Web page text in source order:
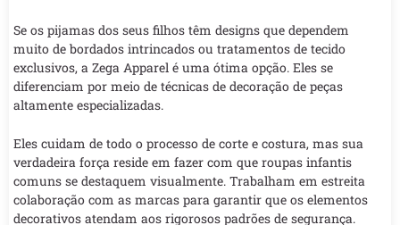
Se os pijamas dos seus filhos têm designs que dependem
muito de bordados intrincados ou tratamentos de tecido
exclusivos, a Zega Apparel é uma ótima opção. Eles se
diferenciam por meio de técnicas de decoração de peças
altamente especializadas.
Eles cuidam de todo o processo de corte e costura, mas sua
verdadeira força reside em fazer com que roupas infantis
comuns se destaquem visualmente. Trabalham em estreita
colaboração com as marcas para garantir que os elementos
decorativos atendam aos rigorosos padrões de segurança.